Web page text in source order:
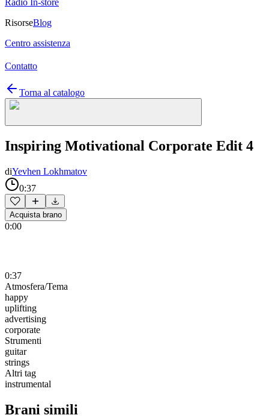
Radio In-store
RisorseBlog
Centro assistenza
Contatto
Torna al catalogo
Inspiring Motivational Corporate Edit 4
diYevhen Lokhmatov
0:37
Acquista brano
0:00
0:37
Atmosfera/Tema
happy
uplifting
advertising
corporate
Strumenti
guitar
strings
Altri tag
instrumental
Brani simili